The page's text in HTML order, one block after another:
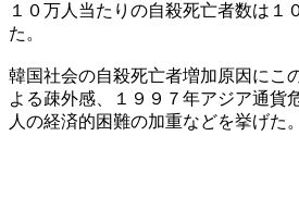
１０万人当たりの自殺死亡者数は１
た。
韓国社会の自殺死亡者増加原因にこ
よる疎外感、１９９７年アジア通貨
人の経済的困難の加重などを挙げた。